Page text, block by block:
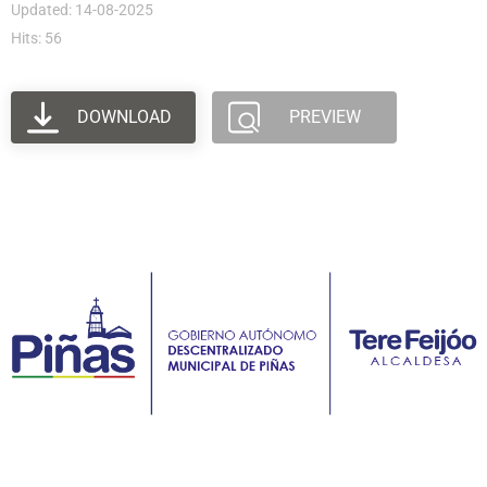
Updated: 14-08-2025
Hits: 56
DOWNLOAD PREVIEW